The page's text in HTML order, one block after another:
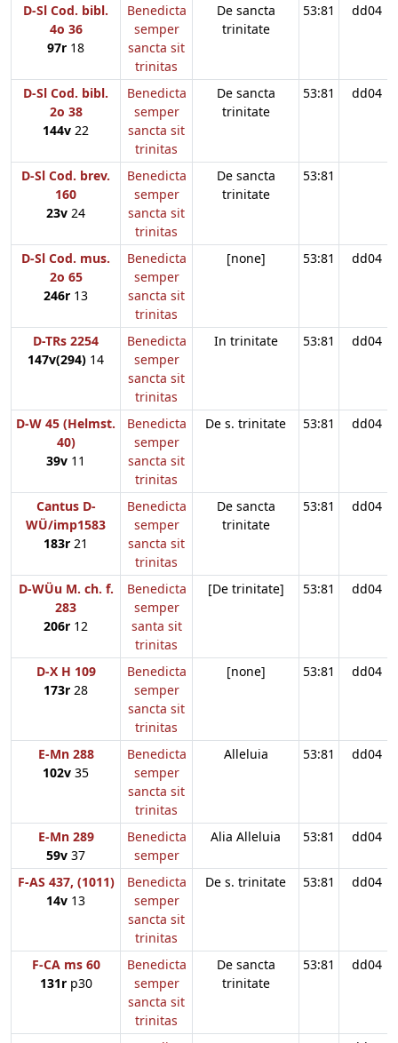
D-Sl Cod. bibl.
4o 36
97r 18
Benedicta
semper
sancta sit
trinitas
De sancta
trinitate
53:81 dd04
D-Sl Cod. bibl.
2o 38
144v 22
Benedicta
semper
sancta sit
trinitas
De sancta
trinitate
53:81 dd04
D-Sl Cod. brev.
160
23v 24
Benedicta
semper
sancta sit
trinitas
De sancta
trinitate
53:81
D-Sl Cod. mus.
2o 65
246r 13
Benedicta
semper
sancta sit
trinitas
[none] 53:81 dd04
D-TRs 2254
147v(294) 14
Benedicta
semper
sancta sit
trinitas
In trinitate 53:81 dd04
D-W 45 (Helmst.
40)
39v 11
Benedicta
semper
sancta sit
trinitas
De s. trinitate 53:81 dd04
Cantus D-
WÜ/imp1583
183r 21
Benedicta
semper
sancta sit
trinitas
De sancta
trinitate
53:81 dd04
D-WÜu M. ch. f.
283
206r 12
Benedicta
semper
santa sit
trinitas
[De trinitate] 53:81 dd04
D-X H 109
173r 28
Benedicta
semper
sancta sit
trinitas
[none] 53:81 dd04
E-Mn 288
102v 35
Benedicta
semper
sancta sit
trinitas
Alleluia 53:81 dd04
E-Mn 289
59v 37
Benedicta
semper
Alia Alleluia 53:81 dd04
F-AS 437, (1011)
14v 13
Benedicta
semper
sancta sit
trinitas
De s. trinitate 53:81 dd04
F-CA ms 60
131rp30
Benedicta
semper
sancta sit
trinitas
De sancta
trinitate
53:81 dd04